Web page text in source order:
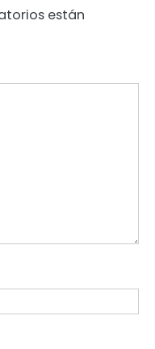
están